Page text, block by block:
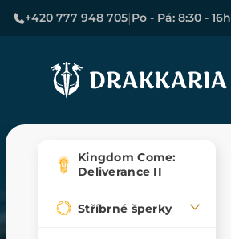
+420 777 948 705|Po - Pá: 8:30 - 16h
Kingdom Come:
Deliverance II
Stříbrné šperky